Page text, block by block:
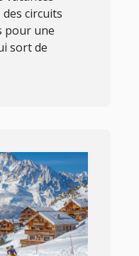
circuits
pour une
sort de